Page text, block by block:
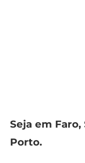
Seja em
Porto.